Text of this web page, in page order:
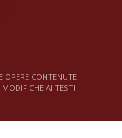
OPERE CONTENUTE
AI TESTI